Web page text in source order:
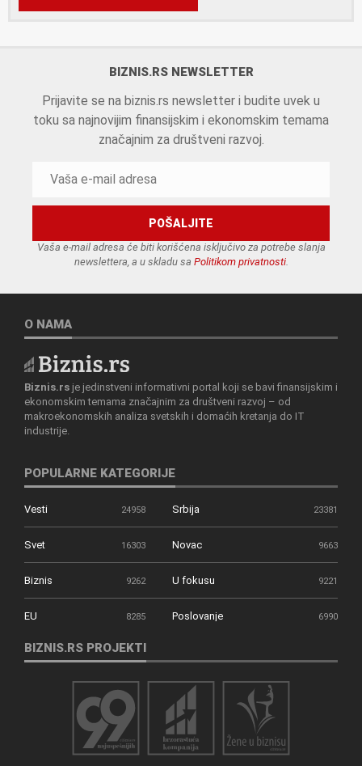
BIZNIS.RS NEWSLETTER
Prijavite se na biznis.rs newsletter i budite uvek u
toku sa najnovijim finansijskim i ekonomskim temama
značajnim za društveni razvoj.
Vaša e-mail adresa će biti korišćena isključivo za potrebe slanja
newslettera, a u skladu sa Politikom privatnosti.
O NAMA
Biznis.rs je jedinstveni informativni portal koji se bavi finansijskim i
ekonomskim temama značajnim za društveni razvoj – od
makroekonomskih analiza svetskih i domaćih kretanja do IT
industrije.
POPULARNE KATEGORIJE
Vesti 24958 Srbija 23381
Svet 16303 Novac 9663
Biznis 9262 U fokusu 9221
EU 8285 Poslovanje 6990
BIZNIS.RS PROJEKTI